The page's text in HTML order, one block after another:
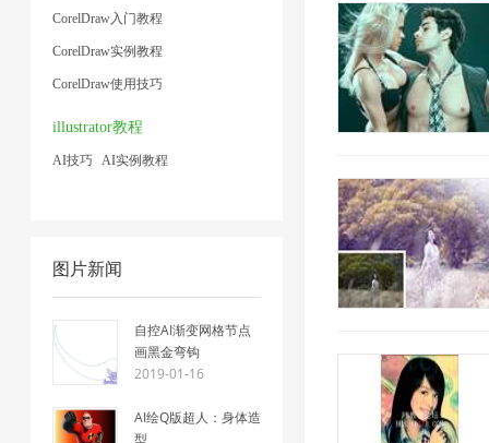
CorelDraw入门教程
CorelDraw实例教程
CorelDraw使用技巧
illustrator教程
AI技巧 AI实例教程
图片新闻
自控AI渐变网格节点
画黑金弯钩
2019-01-16
AI绘Q版超人：身体造
型